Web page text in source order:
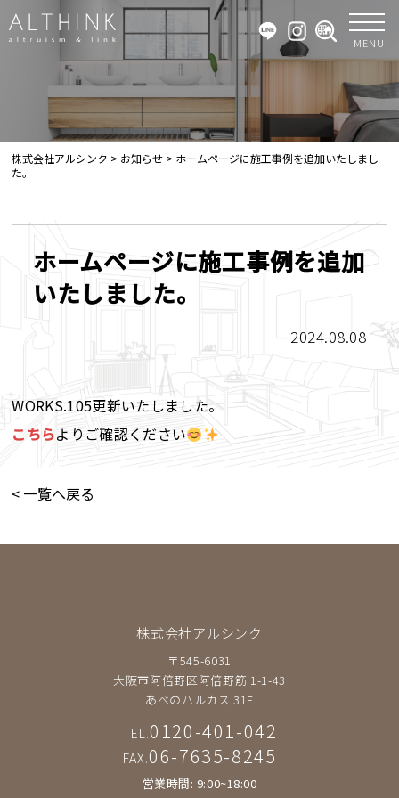
MENU
株式会社アルシンク > お知らせ > ホームページに施工事例を追加いたしまし
た。
ホームページに施工事例を追加
いたしました。
2024.08.08
WORKS.105更新いたしました。
こちらよりご確認ください
< 一覧へ戻る
株式会社アルシンク
〒545-6031
大阪市阿倍野区阿倍野筋 1-1-43
あべのハルカス 31F
TEL.0120-401-042
FAX.06-7635-8245
営業時間: 9:00~18:00